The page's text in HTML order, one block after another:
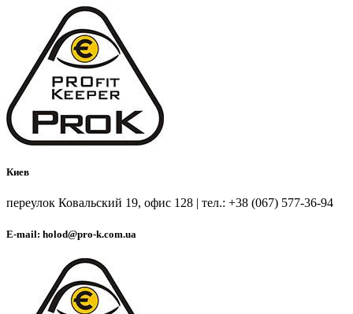
Киев
переулок Ковальский 19, офис 128 | тел.: +38 (067) 577-36-94
E-mail: holod@pro-k.com.ua